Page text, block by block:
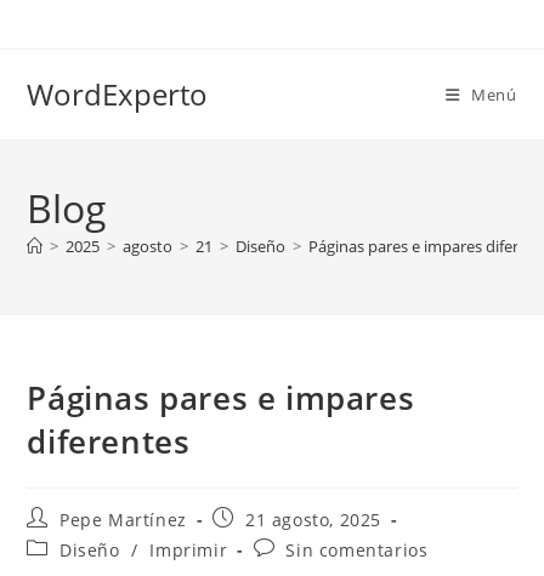
WordExperto Menú
Blog
> 2025 > agosto > 21 > Diseño > Páginas pares e impares
Páginas pares e impares
diferentes
Autor
de
la
Pepe Martínez
Publicación
de
la
21 agosto, 2025
Categoría
Diseño / Imprimir
Comentarios
Sin comentarios